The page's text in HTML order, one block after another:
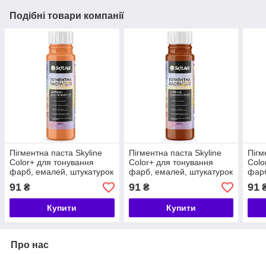
Подібні товари компанії
Пігментна паста Skyline
Color+ для тонування
фарб, емалей, штукатурок
91 ₴
Купити
Пігментна паста Skyline
Color+ для тонування
фарб, емалей, штукатурок
91₴
Купити
91
Про нас